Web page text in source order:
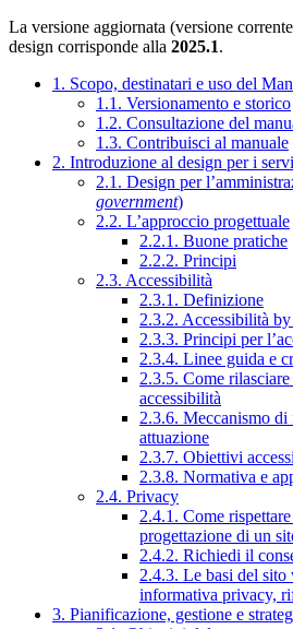
La versione aggiornata (versione
design corrisponde alla 2025.1.
1. Scopo, destinatari e uso del
1.1. Versionamento e storico
1.2. Consultazione del
1.3. Contribuisci al manuale
2. Introduzione al design per i
2.1. Design per
government)
2.2. L’approccio progettuale
2.2.1. Buone pratiche
2.2.2. Principi
2.3. Accessibilità
2.3.1. Definizione
2.3.2. Accessibilità by
2.3.3. Principi per
2.3.4. Linee guida e
2.3.5. Come
accessibilità
2.3.6. Meccanismo di
attuazione
2.3.7. Obiettivi
2.3.8. Normativa e
2.4. Privacy
2.4.1. Come
progettazione di un
2.4.2. Richiedi il
2.4.3. Le basi del sito
informativa privacy,
3. Pianificazione, gestione e